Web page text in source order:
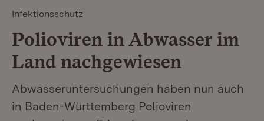
Infektionsschutz
Polioviren in Abwasser im
Land nachgewiesen
Abwasseruntersuchungen haben nun auch
in Baden-Württemberg Polioviren